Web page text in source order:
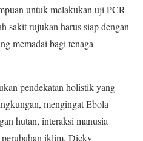
untuk melakukan uji PCR
sakit rujukan harus siap dengan
memadai bagi tenaga
pendekatan holistik yang
mengingat Ebola
hutan, interaksi manusia
perubahan iklim. Dicky